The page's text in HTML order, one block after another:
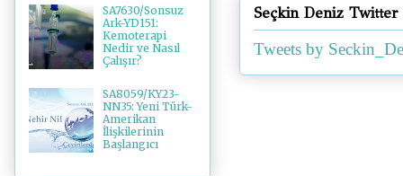
Seçkin Deniz Twitter
Tweets by
SA7630/Sonsuz
Ark-YD151:
Kemoterapi
Nedir ve Nasıl
Çalışır?
SA8059/KY23-
NN35: Yeni Türk-
Amerikan
İlişkilerinin
Başlangıcı